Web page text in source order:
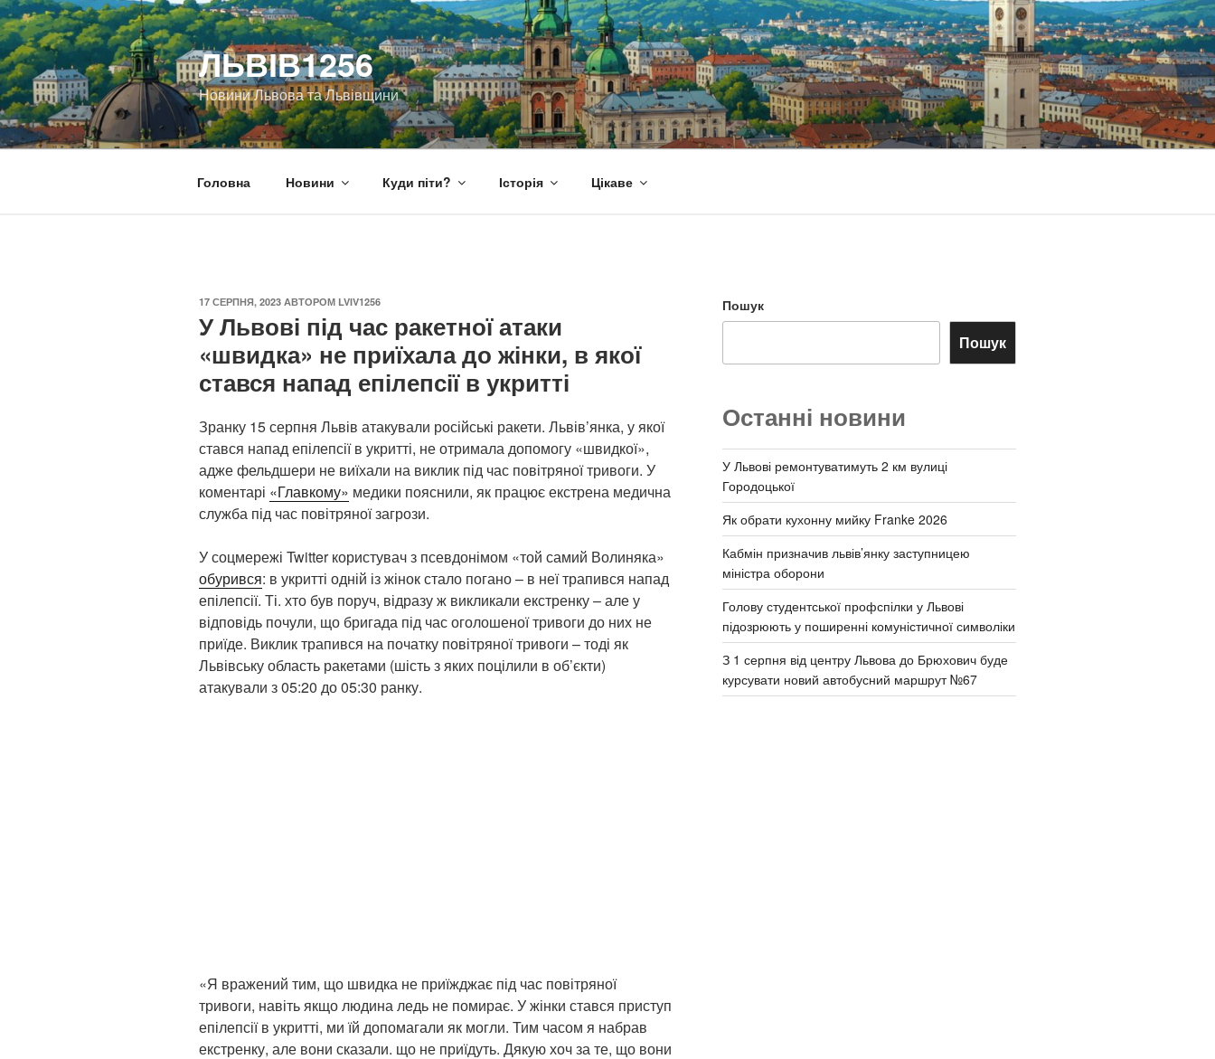
Перейти
до
вмісту
ЛЬВІВ1256
Новини Львова та Львівщини
Головна Новини Куди піти? Історія Цікаве
ОПУБЛІКОВАНО
17 СЕРПНЯ, 2023 АВТОРОМ LVIV1256
У Львові під час ракетної атаки
«швидка» не приїхала до жінки, в якої
стався напад епілепсії в укритті
Зранку 15 серпня Львів атакували російські ракети. Львів’янка, у якої
стався напад епілепсії в укритті, не отримала допомогу «швидкої»,
адже фельдшери не виїхали на виклик під час повітряної тривоги. У
коментарі «Главкому» медики пояснили, як працює екстрена медична
служба під час повітряної загрози.
У соцмережі Twitter користувач з псевдонімом «той самий Волиняка»
обурився: в укритті одній із жінок стало погано – в неї трапився напад
епілепсії. Ті. хто був поруч, відразу ж викликали екстренку – але у
відповідь почули, що бригада під час оголошеної тривоги до них не
приїде. Виклик трапився на початку повітряної тривоги – тоді як
Львівську область ракетами (шість з яких поцілили в об’єкти)
атакували з 05:20 до 05:30 ранку.
«Я вражений тим, що швидка не приїжджає під час повітряної
тривоги, навіть якщо людина ледь не помирає. У жінки стався приступ
епілепсії в укритті, ми їй допомагали як могли. Тим часом я набрав
екстренку, але вони сказали. що не приїдуть. Дякую хоч за те, що вони
Пошук
Пошук
Останні новини
У Львові ремонтуватимуть 2 км вулиці
Городоцької
Як обрати кухонну мийку Franke 2026
Кабмін призначив львів’янку заступницею
міністра оборони
Голову студентської профспілки у Львові
підозрюють у поширенні комуністичної символіки
З 1 серпня від центру Львова до Брюхович буде
курсувати новий автобусний маршрут №67